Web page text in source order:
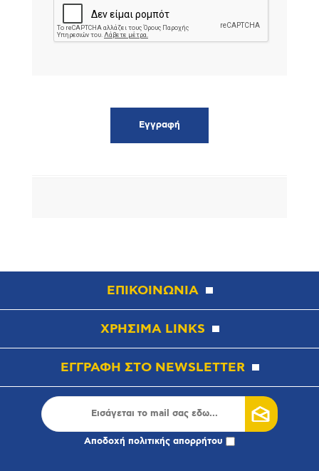
ΕΠΙΚΟΙΝΩΝΙΑ
ΧΡΗΣΙΜΑ LINKS
ΕΓΓΡΑΦΗ ΣΤΟ NEWSLETTER
Αποδοχή πολιτικής απορρήτου